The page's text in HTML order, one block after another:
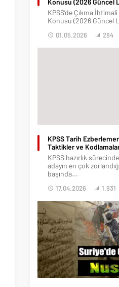
Konusu (2026 Güncel
KPSS’de Çıkma
Konusu (2026 Güncel
01.05.2026 284
KPSS Tarih
Taktikler ve
KPSS hazırlık
adayın en çok
başında...
17.04.2026 1.931